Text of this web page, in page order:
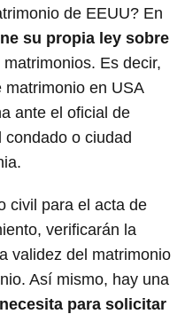
de EEUU? En
su propia ley sobre
Es decir,
en USA
ante el oficial de
o ciudad
civil para el acta de
verificarán la
validez del matrimonio
Así mismo, hay una
para solicitar